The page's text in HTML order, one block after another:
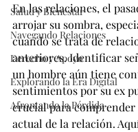
Salud y Bienestar
Navegando Relaciones
Derecho y Apoyo
Explorando la Era Digital
Afrontando la Pérdida
En las relaciones, el
arrojar su sombra,
cuando se trata de
anteriores. Identificar
un hombre aún tiene
sentimientos por su ex
crucial para
actual de la relación.